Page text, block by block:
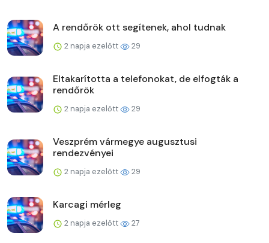
A rendőrök ott segítenek, ahol tudnak
2 napja ezelőtt 29
Eltakarította a telefonokat, de elfogták a
rendőrök
2 napja ezelőtt 29
Veszprém vármegye augusztusi
rendezvényei
2 napja ezelőtt 29
Karcagi mérleg
2 napja ezelőtt 27